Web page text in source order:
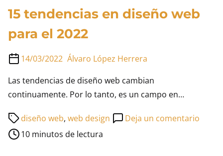
15 tendencias en diseño web
para el 2022
14/03/2022 Álvaro López Herrera
Las tendencias de diseño web cambian
continuamente. Por lo tanto, es un campo en…
diseño web, web design Deja un comentario
Tiempo
de
lectura
10 minutos de lectura